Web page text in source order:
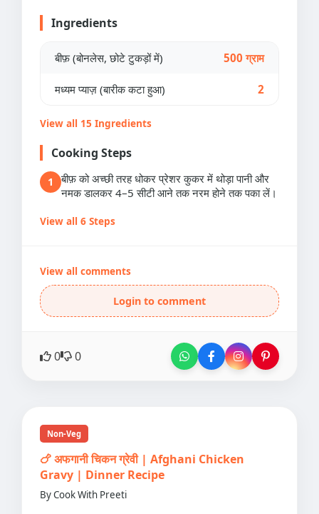
Ingredients
बीफ़ (बोनलेस, छोटे टुकड़ों में) 500 ग्राम
मध्यम प्याज़ (बारीक कटा हुआ) 2
View all 15 Ingredients
Cooking Steps
1
बीफ़ को अच्छी तरह धोकर प्रेशर कुकर में थोड़ा पानी और
नमक डालकर 4–5 सीटी आने तक नरम होने तक पका लें।
View all 6 Steps
View all comments
Login to comment
0 0
Non-Veg
🍗 अफगानी चिकन ग्रेवी | Afghani Chicken
Gravy | Dinner Recipe
By Cook With Preeti